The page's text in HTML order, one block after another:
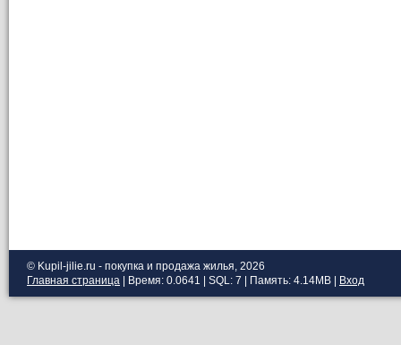
© Kupil-jilie.ru - покупка и продажа жилья, 2026
Главная страница | Время: 0.0641 | SQL: 7 | Память: 4.14MB Вход